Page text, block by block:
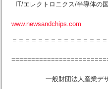
IT/エレクトロニクス/半導体の
www.newsandchips.com
＝＝＝＝＝＝＝＝＝＝＝＝＝＝
一般財団法人産業デザ